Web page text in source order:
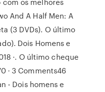
And A Half Men: A
(3 DVDs). O último
Dois Homens e
·. O último cheque
· 3 Comments46
- Dois homens e